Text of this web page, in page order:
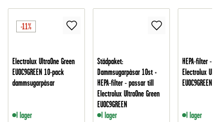
-11%
Electrolux UltraOne Green
EUOC9GREEN 10-pack
dammsugarpåsar
I lager
Städpaket:
Dammsugarpåsar 10st +
HEPA-filter - passar till
Electrolux UltraOne Green
EUOC9GREEN
I lager
HEPA-filter -
Electrolux
EUOC9GREEN
I lager